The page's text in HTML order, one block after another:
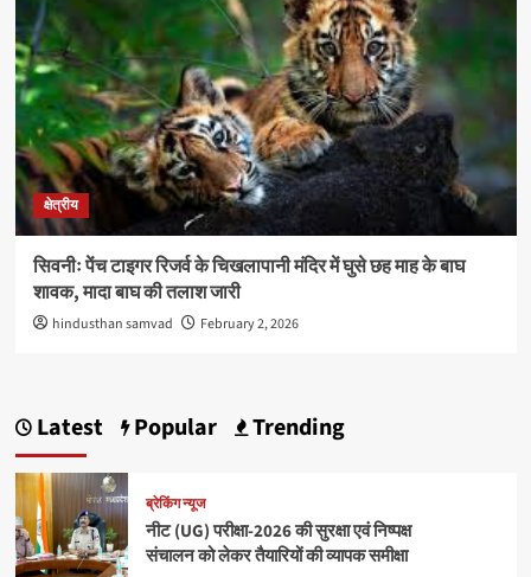
क्षेत्रीय
सिवनीः पेंच टाइगर रिजर्व के चिखलापानी मंदिर में घुसे छह माह के बाघ
शावक, मादा बाघ की तलाश जारी
hindusthan samvad February 2, 2026
Latest Popular Trending
ब्रेकिंग न्यूज
नीट (UG) परीक्षा-2026 की सुरक्षा एवं निष्पक्ष
संचालन को लेकर तैयारियों की व्यापक समीक्षा